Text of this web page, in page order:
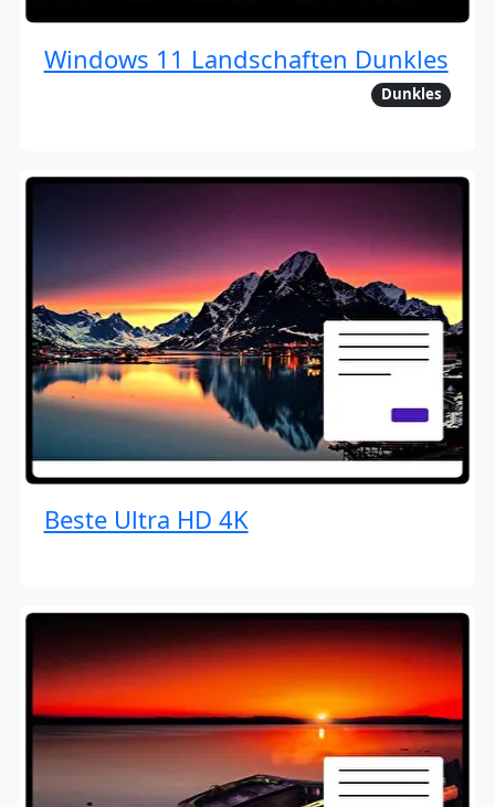
Windows 11 Landschaften Dunkles
Dunkles
Beste Ultra HD 4K